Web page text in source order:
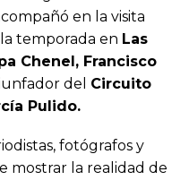
en la visita
temporada en Las
Chenel, Francisco
del Circuito
Pulido.
fotógrafos y
mostrar la realidad de